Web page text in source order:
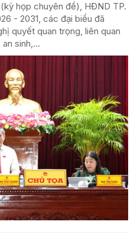
họp chuyên đề), HĐND TP.
- 2031, các đại biểu đã
quyết quan trọng, liên quan
sinh,...